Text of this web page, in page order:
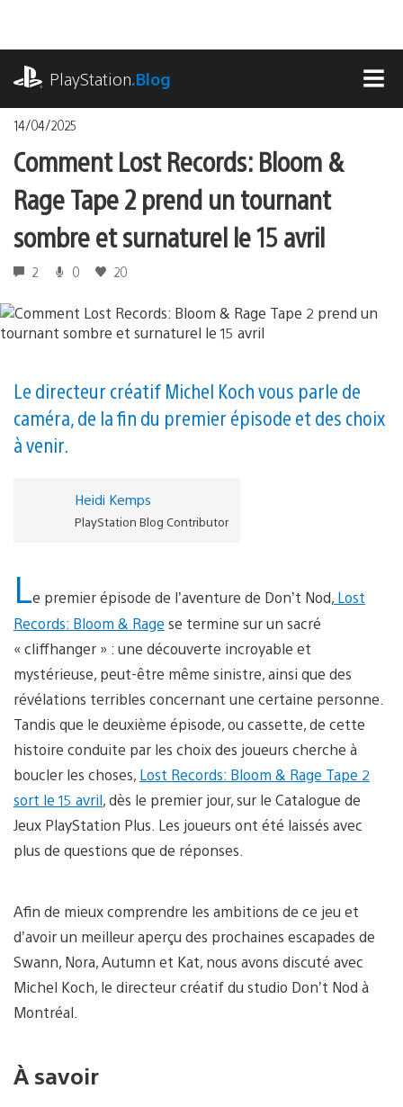
contenu
PlayStation.Blog
14/04/2025
Comment Lost Records: Bloom &
Rage Tape 2 prend un tournant
sombre et surnaturel le 15 avril
2 0 20
Le directeur créatif Michel Koch vous parle de
caméra, de la fin du premier épisode et des choix
à venir.
Heidi Kemps
PlayStation Blog Contributor
Le premier épisode de l’aventure de Don’t Nod, Lost
Records: Bloom & Rage se termine sur un sacré
« cliffhanger » : une découverte incroyable et
mystérieuse, peut-être même sinistre, ainsi que des
révélations terribles concernant une certaine personne.
Tandis que le deuxième épisode, ou cassette, de cette
histoire conduite par les choix des joueurs cherche à
boucler les choses, Lost Records: Bloom & Rage Tape 2
sort le 15 avril, dès le premier jour, sur le Catalogue de
Jeux PlayStation Plus. Les joueurs ont été laissés avec
plus de questions que de réponses.
Afin de mieux comprendre les ambitions de ce jeu et
d’avoir un meilleur aperçu des prochaines escapades de
Swann, Nora, Autumn et Kat, nous avons discuté avec
Michel Koch, le directeur créatif du studio Don’t Nod à
Montréal.
À savoir